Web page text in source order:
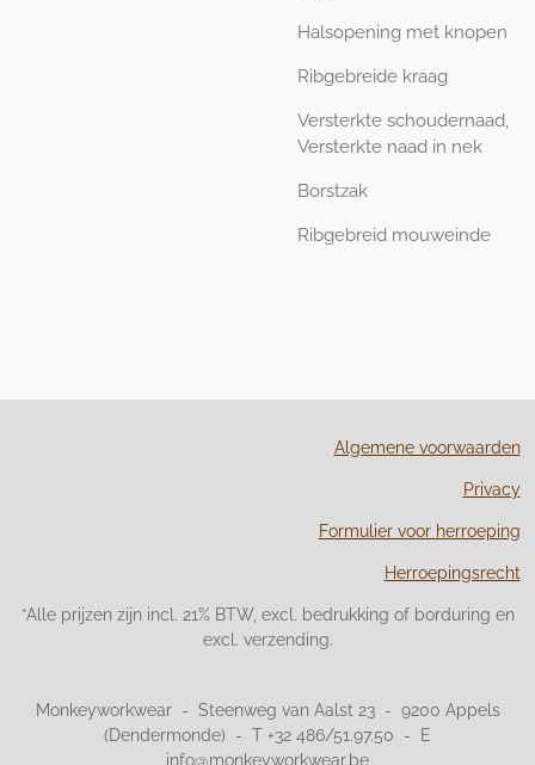
Halsopening met knopen
Ribgebreide kraag
Versterkte schoudernaad,
Versterkte naad in nek
Borstzak
Ribgebreid mouweinde
Algemene voorwaarden
Privacy
Formulier voor herroeping
Herroepingsrecht
*Alle prijzen zijn incl. 21% BTW, excl. bedrukking of borduring en
excl. verzending.
Monkeyworkwear - Steenweg van Aalst 23 - 9200 Appels
(Dendermonde) - T +32 486/51.97.50 - E
info@monkeyworkwear.be